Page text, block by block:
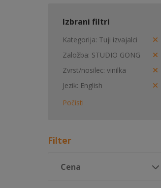
Izbrani filtri
Kategorija Tuji izvajalci
Založba STUDIO GONG
Zvrst/nosilec vinilka
Jezik English
Počisti
Filter
Cena